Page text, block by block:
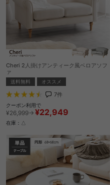
Cheri 2人掛けアンティーク風ベロアソフ
ァ
送料無料 オススメ
7件
クーポン利用で
¥26,999→ ¥22,949
在庫：△